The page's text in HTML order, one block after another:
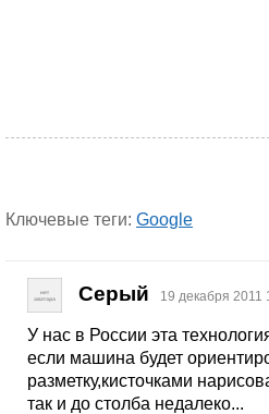
Ключевые теги: Google
Серый 19 декабря 2011
У нас в России эта
если машина будет
разметку,кисточками
так и до столба недалеко...